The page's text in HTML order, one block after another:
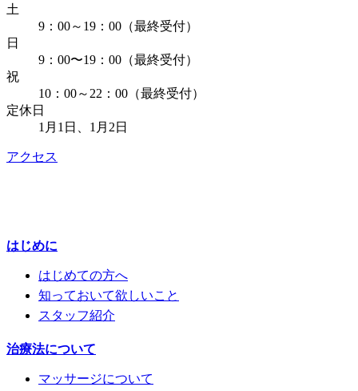
土
9：00～19：00（最終受付）
日
9：00〜19：00（最終受付）
祝
10：00～22：00（最終受付）
定休日
1月1日、1月2日
アクセス
はじめに
はじめての方へ
知っておいて欲しいこと
スタッフ紹介
治療法について
マッサージについて